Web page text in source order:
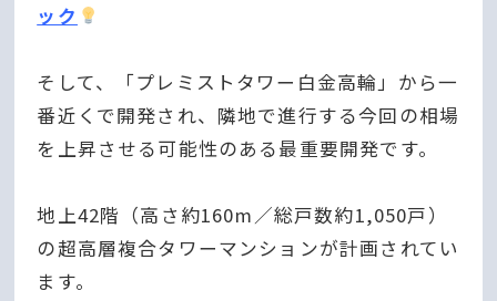
ック
そして、「プレミストタワー白金高輪」から一
番近くで開発され、隣地で進行する今回の相場
を上昇させる可能性のある最重要開発です。
地上42階（高さ約160m／総戸数約1,050戸）
の超高層複合タワーマンションが計画されてい
ます。